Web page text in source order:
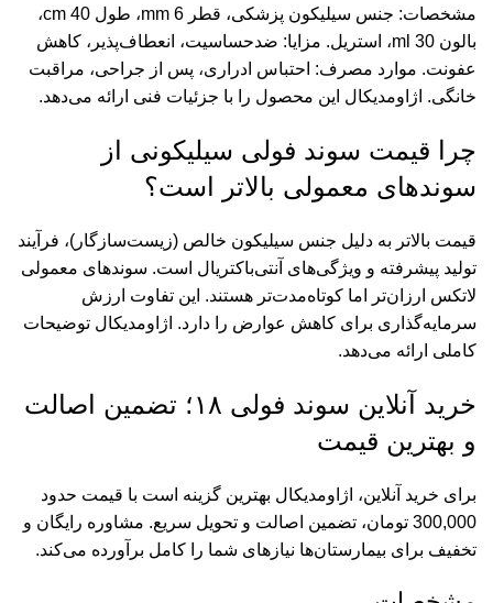
مشخصات: جنس سیلیکون پزشکی، قطر 6 mm، طول 40 cm،
بالون 30 ml، استریل. مزایا: ضدحساسیت، انعطاف‌پذیر، کاهش
عفونت. موارد مصرف: احتباس ادراری، پس از جراحی، مراقبت
خانگی. اژاومدیکال این محصول را با جزئیات فنی ارائه می‌دهد.
چرا قیمت سوند فولی سیلیکونی از
سوندهای معمولی بالاتر است؟
قیمت بالاتر به دلیل جنس سیلیکون خالص (زیست‌سازگار)، فرآیند
تولید پیشرفته و ویژگی‌های آنتی‌باکتریال است. سوندهای معمولی
لاتکس ارزان‌تر اما کوتاه‌مدت‌تر هستند. این تفاوت ارزش
سرمایه‌گذاری برای کاهش عوارض را دارد. اژاومدیکال توضیحات
کاملی ارائه می‌دهد.
خرید آنلاین سوند فولی ۱۸؛ تضمین اصالت
و بهترین قیمت
برای خرید آنلاین، اژاومدیکال بهترین گزینه است با قیمت حدود
300,000 تومان، تضمین اصالت و تحویل سریع. مشاوره رایگان و
تخفیف برای بیمارستان‌ها نیازهای شما را کامل برآورده می‌کند.